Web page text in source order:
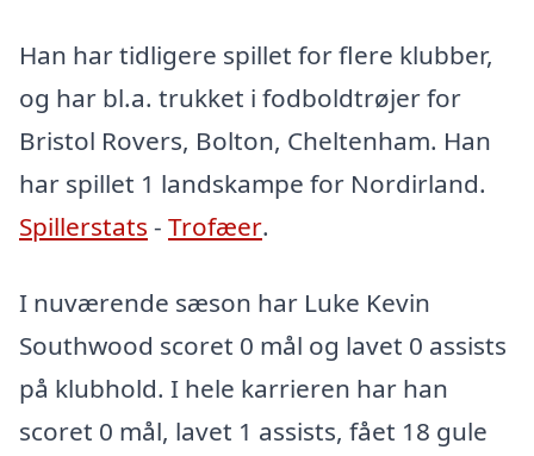
Han har tidligere spillet for flere klubber,
og har bl.a. trukket i fodboldtrøjer for
Bristol Rovers, Bolton, Cheltenham. Han
har spillet 1 landskampe for Nordirland.
Spillerstats - Trofæer.
I nuværende sæson har Luke Kevin
Southwood scoret 0 mål og lavet 0 assists
på klubhold. I hele karrieren har han
scoret 0 mål, lavet 1 assists, fået 18 gule